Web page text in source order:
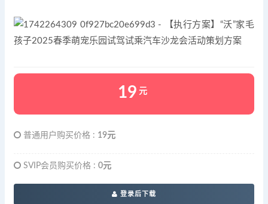
19 元
普通用户购买价格 : 19元
SVIP会员购买价格 : 0元
登录后下载